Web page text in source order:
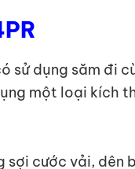
dụng săm đi
một loại kích
sợi cước vải,